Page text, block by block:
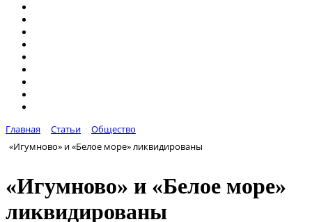
Главная Статьи
Общество
«Игумново» и «Белое море» ликвидированы
«Игумново» и «Белое море»
ликвидированы